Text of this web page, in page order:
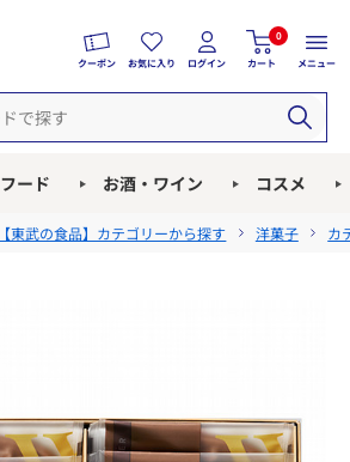
クーポン お気に入り ログイン
0
カート メニュー
フード お酒・ワイン コスメ
【東武の食品】カテゴリーから探す 洋菓子 カ